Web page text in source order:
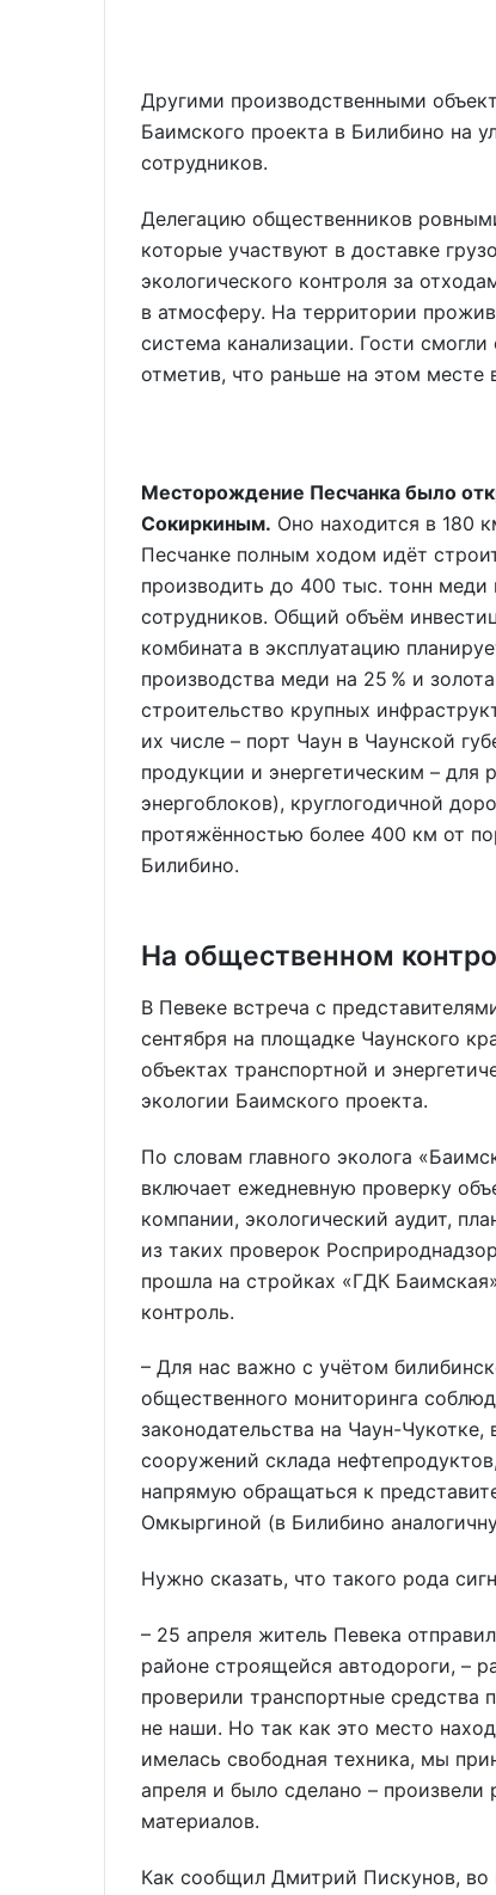
Другими производственными
Баимского проекта в Билибино на
сотрудников.
Делегацию общественников
которые участвуют в доставке
экологического контроля за
в атмосферу. На территории
система канализации. Гости
отметив, что раньше на этом месте
Месторождение Песчанка было
Сокиркиным. Оно находится в 180
Песчанке полным ходом идёт
производить до 400 тыс. тонн меди
сотрудников. Общий объём
комбината в эксплуатацию
производства меди на 25 % и
строительство крупных
их числе – порт Чаун в Чаунской
продукции и энергетическим – для
энергоблоков), круглогодичной
протяжённостью более 400 км от
Билибино.
На общественном
В Певеке встреча с
сентября на площадке Чаунского
объектах транспортной и
экологии Баимского проекта.
По словам главного эколога
включает ежедневную проверку
компании, экологический аудит,
из таких проверок
прошла на стройках «ГДК
контроль.
– Для нас важно с учётом
общественного мониторинга
законодательства на Чаун-
сооружений склада
напрямую обращаться к
Омкыргиной (в Билибино
Нужно сказать, что такого рода
– 25 апреля житель Певека
районе строящейся автодороги, –
проверили транспортные
не наши. Но так как это место
имелась свободная техника, мы
апреля и было сделано –
материалов.
Как сообщил Дмитрий Пискунов,